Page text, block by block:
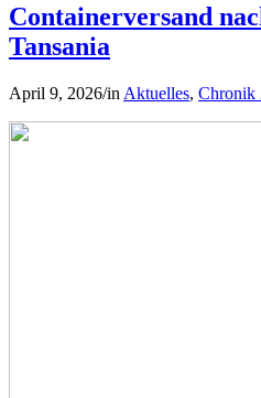
Containerversand
Tansania
April 9, 2026/in Aktuelles, Chronik